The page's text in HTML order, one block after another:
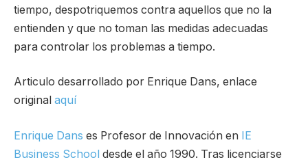
tiempo, despotriquemos contra aquellos que no la
entienden y que no toman las medidas adecuadas
para controlar los problemas a tiempo.
Articulo desarrollado por Enrique Dans, enlace
original aquí
Enrique Dans es Profesor de Innovación en IE
Business School desde el año 1990. Tras licenciarse